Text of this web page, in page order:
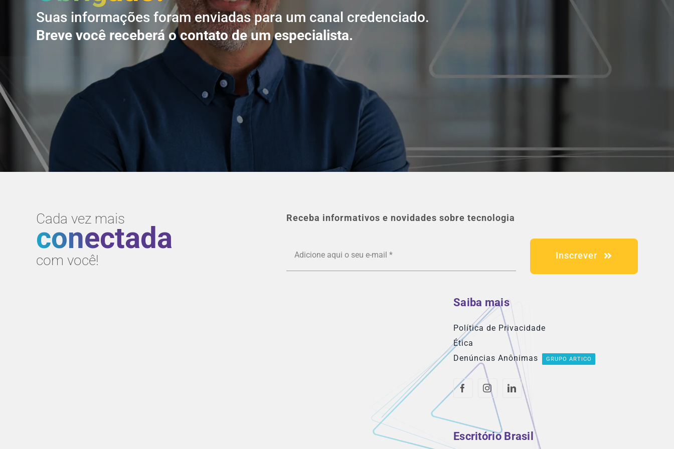
Suas informações foram enviadas para um canal credenciado.
Breve você receberá o contato de um especialista.
Cada vez mais
conectada
com você!
Receba informativos e novidades sobre tecnologia
Inscrever
Saiba mais
Política de Privacidade
Ética
Denúncias Anônimas
GRUPO ARTICO
Escritório Brasil